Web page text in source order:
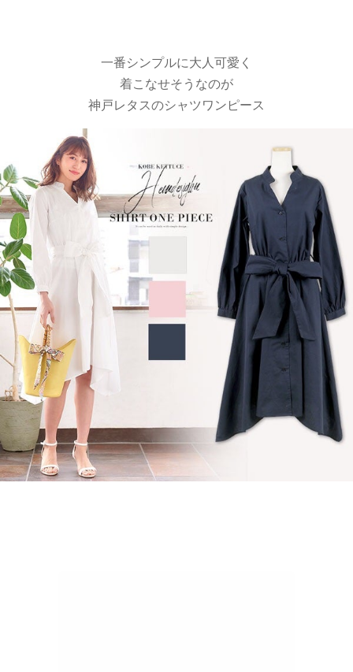
一番シンプルに大人可愛く
着こなせそうなのが
神戸レタスのシャツワンピース